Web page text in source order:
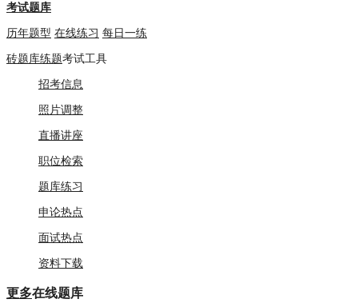
考试题库
历年题型 在线练习 每日一练
砖题库练题考试工具
招考信息
照片调整
直播讲座
职位检索
题库练习
申论热点
面试热点
资料下载
更多在线题库